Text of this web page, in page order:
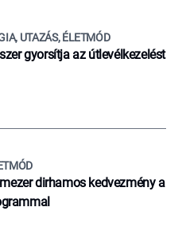
UTAZÁS, ÉLETMÓD
gyorsítja az útlevélkezelést
dirhamos kedvezmény a